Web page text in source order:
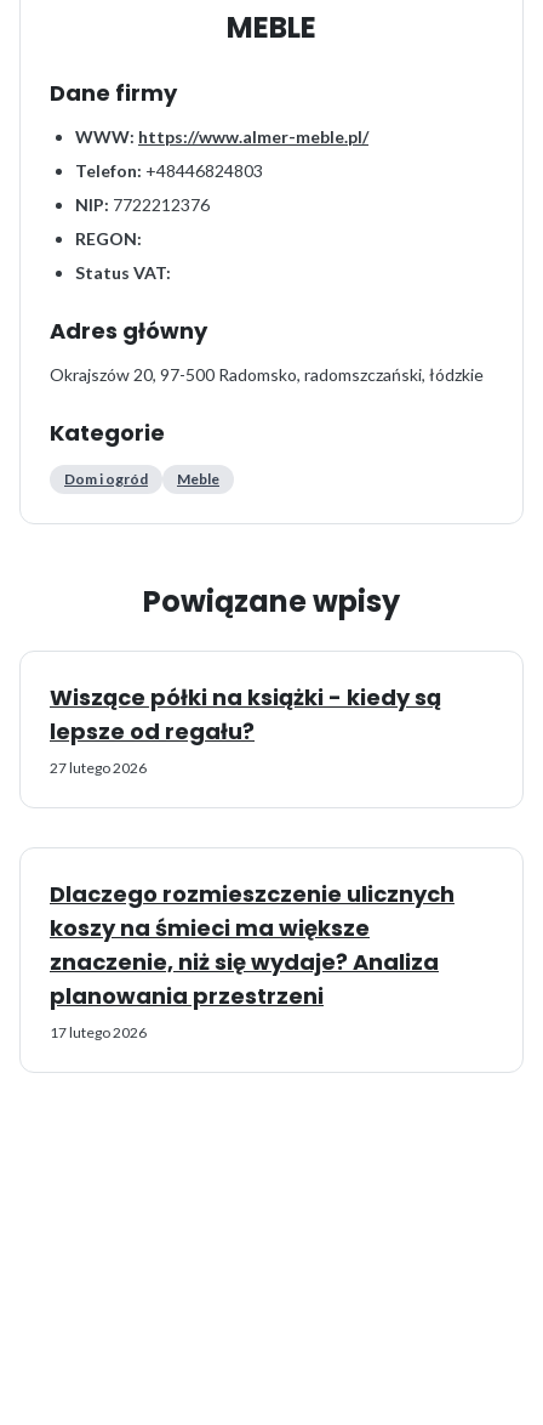
MEBLE
Dane firmy
WWW: https://www.almer-meble.pl/
Telefon: +48446824803
NIP: 7722212376
REGON:
Status VAT:
Adres główny
Okrajszów 20, 97-500 Radomsko, radomszczański, łódzkie
Kategorie
Dom i ogród Meble
Powiązane wpisy
Wiszące półki na książki - kiedy są
lepsze od regału?
27 lutego 2026
Dlaczego rozmieszczenie ulicznych
koszy na śmieci ma większe
znaczenie, niż się wydaje? Analiza
planowania przestrzeni
17 lutego 2026